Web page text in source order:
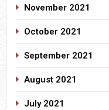
November 2021
October 2021
September 2021
August 2021
July 2021